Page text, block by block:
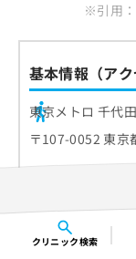
クリニック検索
※引用
基本情報（ア
東京メトロ 千代
〒107-0052 東京